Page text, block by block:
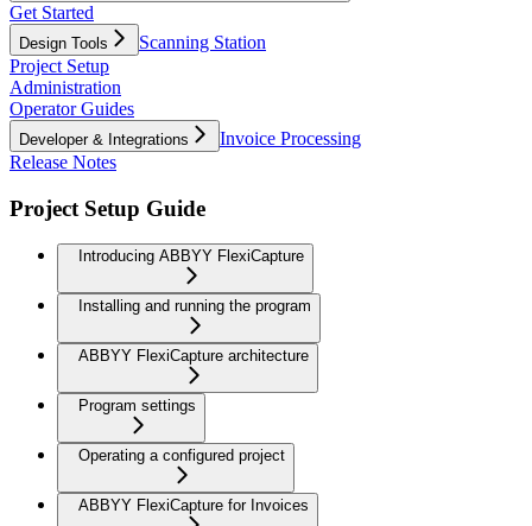
Get Started
Design Tools
Scanning Station
Project Setup
Administration
Operator Guides
Developer & Integrations
Invoice Processing
Release Notes
Project Setup Guide
Introducing ABBYY FlexiCapture
Installing and running the program
ABBYY FlexiCapture architecture
Program settings
Operating a configured project
ABBYY FlexiCapture for Invoices